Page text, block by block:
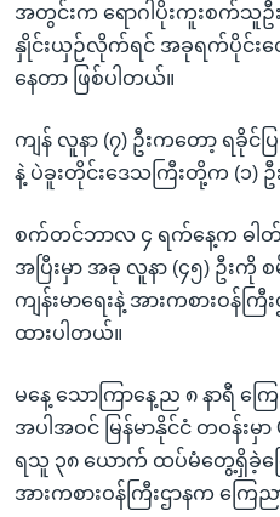
အတွင်းက ရောဂါပိုးကူးစက်သူဦ
နှိုင်းယှဉ်လိုက်ရင် အခုရက်ပိုင်းတွ
နေတာ ဖြစ်ပါတယ်။
ကျန် လူနာ (၇) ဦးကတော့ ရခိုင်
နဲ့ ပဲခူးတိုင်းဒေသကြီးတို့က (၁)
စက်တင်ဘာလ ၄ ရက်နေ့က ဓါတ်ခွဲ
အပြီးမှာ အခု လူနာ (၄၅) ဦး
ကျန်းမာရေးနဲ့ အားကစားဝန်ကြီ
ထားပါတယ်။
မနေ့ သောကြာနေ့ည ၈ နာရီ ကြ
အပါအဝင် မြန်မာနိုင်ငံ တဝန်းမှ
ရသူ ၃၈ ယောက် ထပ်မံတွေ့ရှိခဲ့ကြေ
အားကစားဝန်ကြီးဌာနက ကြ